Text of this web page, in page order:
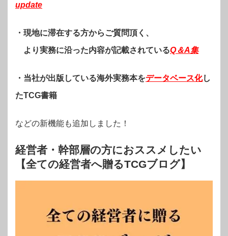
update
・現地に滞在する方からご質問頂く、
より実務に沿った内容が記載されているQ＆A集
・当社が出版している海外実務本をデータベース化し
たTCG書籍
などの新機能も追加しました！
経営者・幹部層の方におススメしたい
【全ての経営者へ贈るTCGブログ】